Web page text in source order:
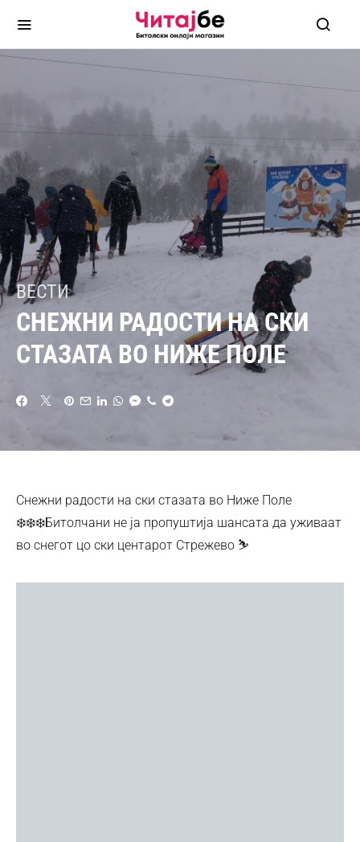
ВЕСТИ
СНЕЖНИ РАДОСТИ НА СКИ
СТАЗАТА ВО НИЖЕ ПОЛЕ
Снежни радости на ски стазата во Ниже Поле
❄️❄️❄️Битолчани не ја пропуштија шансата да уживаат
во снегот цо ски центарот Стрежево ⛷️